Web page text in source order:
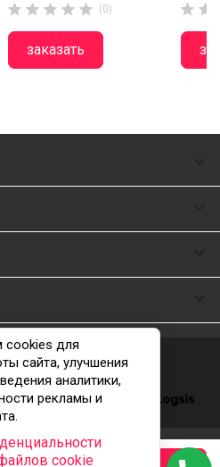
     (0)
заказать
 
cookies для
сайта, улучшения
аналитики,
рекламы и
cookie